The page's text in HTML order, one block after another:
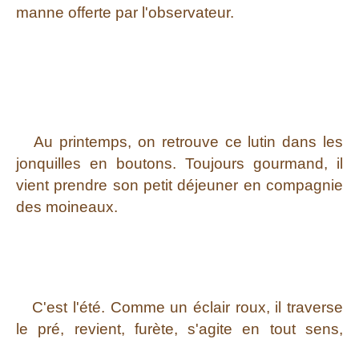
manne offerte par l'observateur.
Au printemps, on retrouve ce lutin dans les
jonquilles en boutons. Toujours gourmand, il
vient prendre son petit déjeuner en compagnie
des moineaux.
C'est l'été. Comme un éclair roux, il traverse
le pré, revient, furète, s'agite en tout sens,